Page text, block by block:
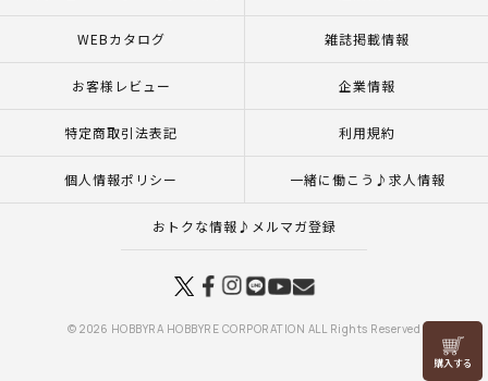
リリヤン
フェア
WEBカタログ 雑誌掲載情報
お客様レビュー 企業情報
特定商取引法表記 利用規約
個人情報ポリシー 一緒に働こう♪求人情報
おトクな情報♪メルマガ登録
© 2026 HOBBYRA HOBBYRE CORPORATION ALL Rights Reserved